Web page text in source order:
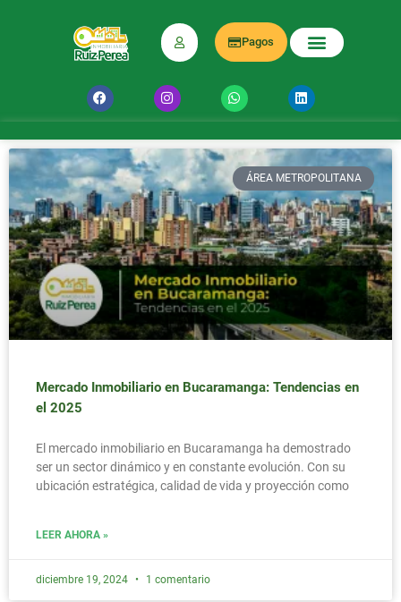
Pagos
ÁREA METROPOLITANA
Mercado Inmobiliario en Bucaramanga: Tendencias en
el 2025
El mercado inmobiliario en Bucaramanga ha demostrado
ser un sector dinámico y en constante evolución. Con su
ubicación estratégica, calidad de vida y proyección como
LEER AHORA »
diciembre 19, 2024 1 comentario